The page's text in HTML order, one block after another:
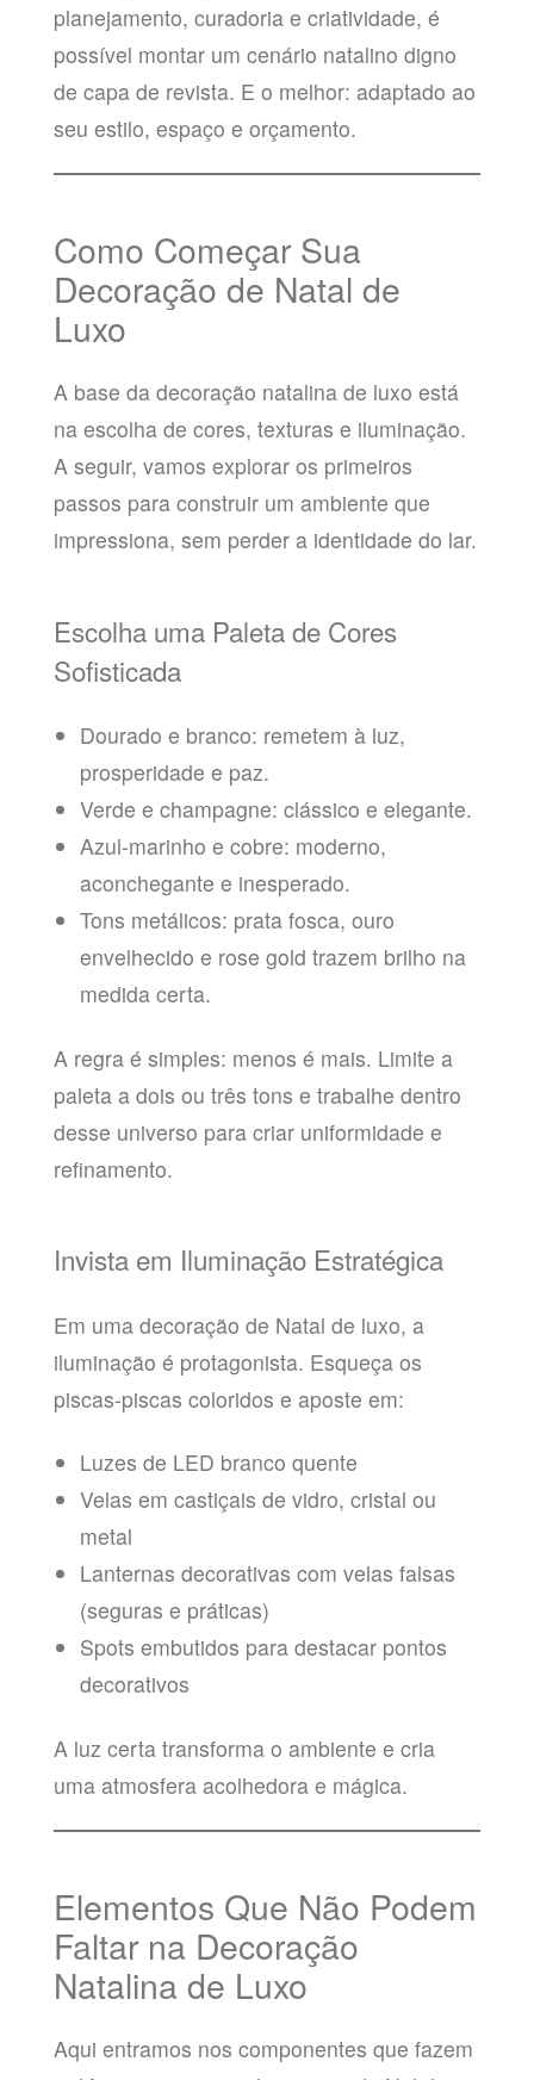
planejamento, curadoria e criatividade, é
possível montar um cenário natalino digno
de capa de revista. E o melhor: adaptado ao
seu estilo, espaço e orçamento.
Como Começar Sua
Decoração de Natal de
Luxo
A base da decoração natalina de luxo está
na escolha de cores, texturas e iluminação.
A seguir, vamos explorar os primeiros
passos para construir um ambiente que
impressiona, sem perder a identidade do lar.
Escolha uma Paleta de Cores
Sofisticada
Dourado e branco: remetem à luz,
prosperidade e paz.
Verde e champagne: clássico e elegante.
Azul-marinho e cobre: moderno,
aconchegante e inesperado.
Tons metálicos: prata fosca, ouro
envelhecido e rose gold trazem brilho na
medida certa.
A regra é simples: menos é mais. Limite a
paleta a dois ou três tons e trabalhe dentro
desse universo para criar uniformidade e
refinamento.
Invista em Iluminação Estratégica
Em uma decoração de Natal de luxo, a
iluminação é protagonista. Esqueça os
piscas-piscas coloridos e aposte em:
Luzes de LED branco quente
Velas em castiçais de vidro, cristal ou
metal
Lanternas decorativas com velas falsas
(seguras e práticas)
Spots embutidos para destacar pontos
decorativos
A luz certa transforma o ambiente e cria
uma atmosfera acolhedora e mágica.
Elementos Que Não Podem
Faltar na Decoração
Natalina de Luxo
Aqui entramos nos componentes que fazem